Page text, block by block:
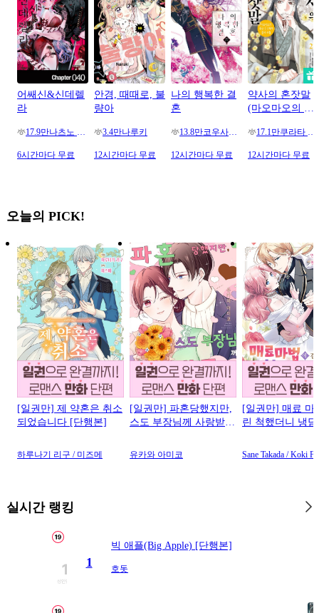
어쌔신&신데렐
라
17.9만나츠노 유조
6시간마다 무료
안경, 때때로, 불
량아
3.4만나루키
12시간마다 무료
나의 행복한 결
혼
13.8만코우사카 리토 / 아기토기 아쿠
12시간마다 무료
약사의 혼잣말
(마오마오의 후
이수첩)
17.1만쿠라타 미
12시간마다 무료
오늘의 PICK!
[일권만] 제 약혼은 취소
되었습니다 [단행본]
하루나기 리구 / 미즈메
[일권만] 파혼당했지만,
스도 부장님께 사랑받고
유카와 아미코
[일권만] 매료 마
린 척했더니 냉
꾼이 되었습니다
Sane Takada / Koki
실시간 랭킹
1
빅 애플(Big Apple) [단행본]
호돗